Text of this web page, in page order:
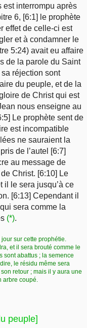
est interrompu après
6, [6:1] le prophète
effet de celle-ci est
et à condamner le
5:24) avait eu affaire
de la parole du Saint
sa réjection sont
du peuple, et de la
de Christ qui est
nous enseigne au
Le prophète sent de
est incompatible
ne sauraient la
de l’autel [6:7]
au message de
Christ. [6:10] Le
le sera jusqu’à ce
[6:13] Cependant il
sera comme la
(*).
sur cette prophétie.
et il sera brouté comme le
sont abattus ; la semence
le résidu même sera
retour ; mais il y aura une
arbre coupé.
peuple]